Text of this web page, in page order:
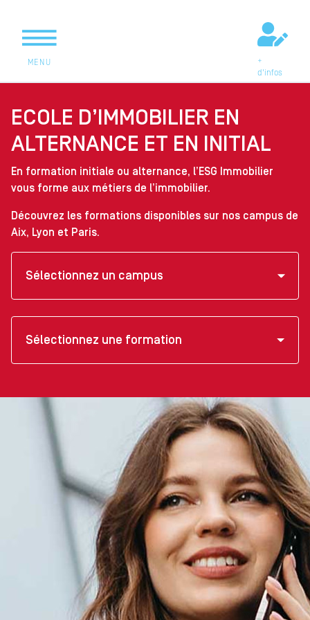
MENU
+
d'infos
ECOLE D’IMMOBILIER EN
ALTERNANCE ET EN INITIAL
En formation initiale ou alternance, l’ESG Immobilier
vous forme aux métiers de l’immobilier.
Découvrez les formations disponibles sur nos campus de
Aix, Lyon et Paris.
Sélectionnez une formation